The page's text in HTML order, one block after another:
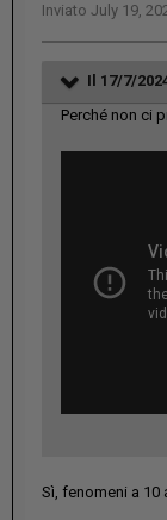
Inviato July 19,
Il 17/7/
Perché non ci
Sì, fenomeni a 10